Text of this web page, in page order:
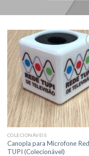
a
COLECIONÁVEIS
Canopla para Microfone
TUPI (Colecionável)